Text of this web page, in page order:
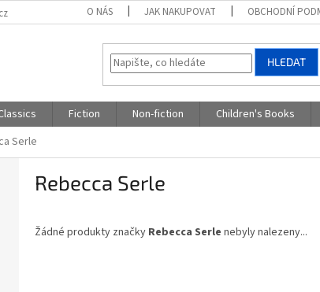
O NÁS JAK NAKUPOVAT OBCHODNÍ
HLEDAT
Fiction Non-fiction Children's Books
Serle
Rebecca Serle
Žádné produkty značky Rebecca Serle nebyly nalezeny...